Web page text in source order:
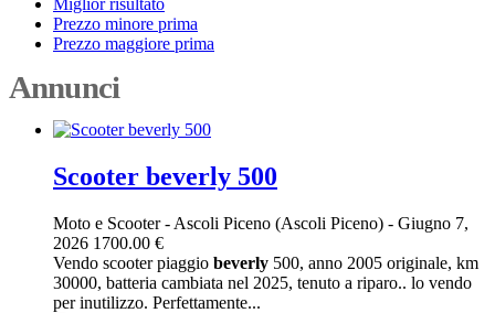
Miglior risultato
Prezzo minore prima
Prezzo maggiore prima
Annunci
Scooter beverly 500
Moto e Scooter- Ascoli Piceno (Ascoli Piceno) - Giugno 7,
2026 1700.00 €
Vendo scooter piaggio beverly 500, anno 2005 originale, km
30000, batteria cambiata nel 2025, tenuto a riparo.. lo vendo
per inutilizzo. Perfettamente...